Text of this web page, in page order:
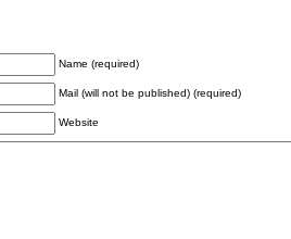
Name (required)
Mail (will not be published) (required)
Website